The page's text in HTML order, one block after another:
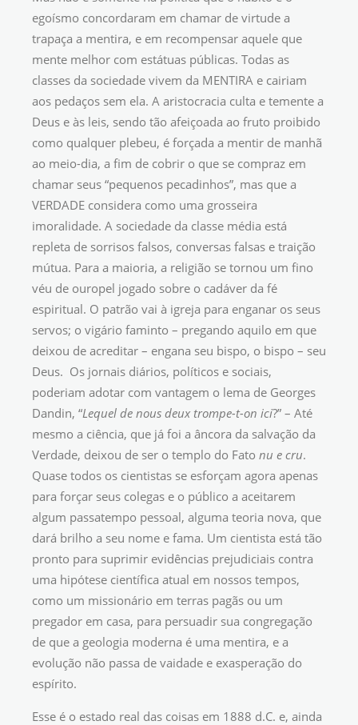
egoísmo concordaram em chamar de virtude a
trapaça a mentira, e em recompensar aquele que
mente melhor com estátuas públicas. Todas as
classes da sociedade vivem da MENTIRA e cairiam
aos pedaços sem ela. A aristocracia culta e temente a
Deus e às leis, sendo tão afeiçoada ao fruto proibido
como qualquer plebeu, é forçada a mentir de manhã
ao meio-dia, a fim de cobrir o que se compraz em
chamar seus “pequenos pecadinhos”, mas que a
VERDADE considera como uma grosseira
imoralidade. A sociedade da classe média está
repleta de sorrisos falsos, conversas falsas e traição
mútua. Para a maioria, a religião se tornou um fino
véu de ouropel jogado sobre o cadáver da fé
espiritual. O patrão vai à igreja para enganar os seus
servos; o vigário faminto – pregando aquilo em que
deixou de acreditar – engana seu bispo, o bispo – seu
Deus. Os jornais diários, políticos e sociais,
poderiam adotar com vantagem o lema de Georges
Dandin, “Lequel de nous deux trompe-t-on ici?” – Até
mesmo a ciência, que já foi a âncora da salvação da
Verdade, deixou de ser o templo do Fato nu e cru.
Quase todos os cientistas se esforçam agora apenas
para forçar seus colegas e o público a aceitarem
algum passatempo pessoal, alguma teoria nova, que
dará brilho a seu nome e fama. Um cientista está tão
pronto para suprimir evidências prejudiciais contra
uma hipótese científica atual em nossos tempos,
como um missionário em terras pagãs ou um
pregador em casa, para persuadir sua congregação
de que a geologia moderna é uma mentira, e a
evolução não passa de vaidade e exasperação do
espírito.
Esse é o estado real das coisas em 1888 d.C. e, ainda